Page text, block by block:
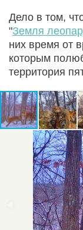
Дело в том,
"Земля
них время от
которым
территория